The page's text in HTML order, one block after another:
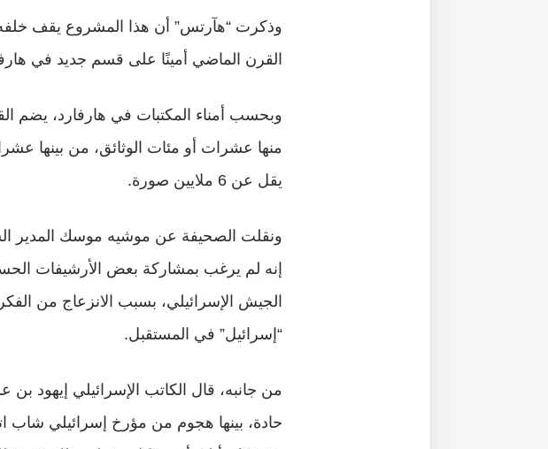
وذكرت “هآرتس” أن هذا المشروع يقف خلفه
القرن الماضي أمينًا على قسم جديد في
وبحسب أمناء المكتبات في هارفارد، يضم
منها عشرات أو مئات الوثائق، من بينها
يقل عن 6 ملايين صورة.
إنه لم يرغب بمشاركة بعض الأرشيفات
الجيش الإسرائيلي، بسبب الانزعاج من
“إسرائيل” في المستقبل.
من جانبه، قال الكاتب الإسرائيلي إيهود بن
حادة، بينها هجوم من مؤرخ إسرائيلي شاب